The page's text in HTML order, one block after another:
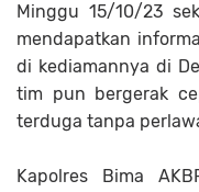
Minggu 15/10/23
mendapatkan
di kediamannya di
tim pun bergerak
terduga tanpa
Kapolres Bima